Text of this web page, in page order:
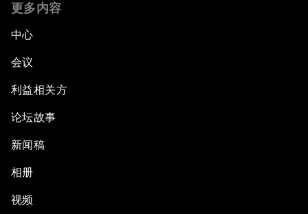
更多内容
中心
会议
利益相关方
论坛故事
新闻稿
相册
视频